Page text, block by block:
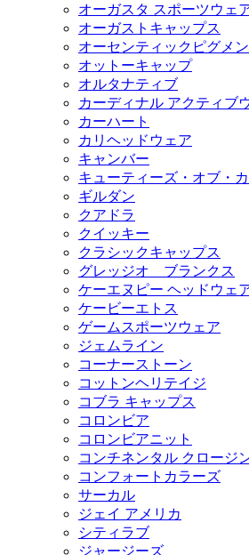
オーガスタ スポーツウェ
オーガストキャップス
オーセンティックピグメン
オットーキャップ
オルタナティブ
カーディナル アクティブ
カーハート
カリヘッドウェア
キャンバー
キューティーズ・オブ・
ギルダン
クアドラ
クイッキー
クラシックキャップス
グレッジオ ブランクス
ケーエヌピー ヘッドウェ
ケービーエトス
ゲームスポーツウェア
ジェムライン
コーナーストーン
コットンヘリテイジ
コブラ キャップス
コロンビア
コロンビアニット
コンチネンタル クロージ
コンフォートカラーズ
サーカル
ジェイ アメリカ
シティラブ
ジャージーズ